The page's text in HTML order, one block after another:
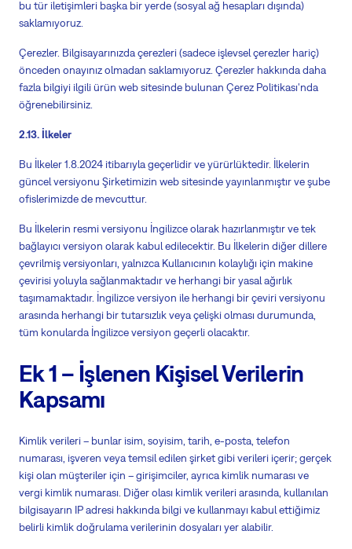
bu tür iletişimleri başka bir yerde (sosyal ağ hesapları dışında)
saklamıyoruz.
Çerezler. Bilgisayarınızda çerezleri (sadece işlevsel çerezler hariç)
önceden onayınız olmadan saklamıyoruz. Çerezler hakkında daha
fazla bilgiyi ilgili ürün web sitesinde bulunan Çerez Politikası'nda
öğrenebilirsiniz.
2.13. İlkeler
Bu İlkeler1. 8.2024 itibarıyla geçerlidir ve yürürlüktedir. İlkelerin
güncel versiyonu Şirketimizin web sitesinde yayınlanmıştır ve şube
ofislerimizde de mevcuttur.
Bu İlkelerin resmi versiyonu İngilizce olarak hazırlanmıştır ve tek
bağlayıcı versiyon olarak kabul edilecektir. Bu İlkelerin diğer dillere
çevrilmiş versiyonları, yalnızca Kullanıcının kolaylığı için makine
çevirisi yoluyla sağlanmaktadır ve herhangi bir yasal ağırlık
taşımamaktadır. İngilizce versiyon ile herhangi bir çeviri versiyonu
arasında herhangi bir tutarsızlık veya çelişki olması durumunda,
tüm konularda İngilizce versiyon geçerli olacaktır.
Ek 1 – İşlenen Kişisel Verilerin
Kapsamı
Kimlik verileri – bunlar isim, soyisim, tarih, e-posta, telefon
numarası, işveren veya temsil edilen şirket gibi verileri içerir; gerçek
kişi olan müşteriler için – girişimciler, ayrıca kimlik numarası ve
vergi kimlik numarası. Diğer olası kimlik verileri arasında, kullanılan
bilgisayarın IP adresi hakkında bilgi ve kullanmayı kabul ettiğimiz
belirli kimlik doğrulama verilerinin dosyaları yer alabilir.